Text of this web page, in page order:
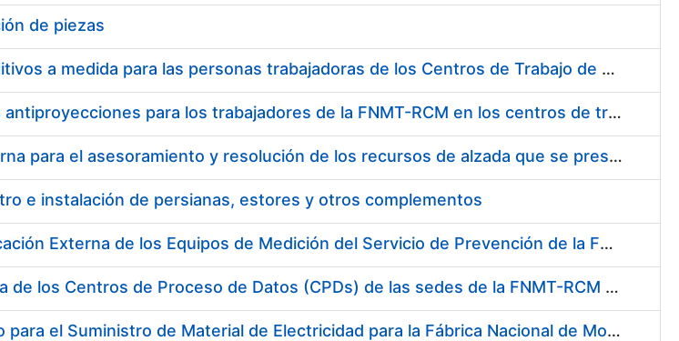
de piezas
Suministro de Protectores Auditivos a medida para las personas trabajadoras de los Centros de Trabajo de Madrid y Burgos
Suministro de gafas graduadas antiproyecciones para los trabajadores de la FNMT-RCM en los centros de trabajo de Madrid y Burgos
Servicios de una empresa externa para el asesoramiento y resolución de los recursos de alzada que se presentan relacionados con procesos de selección para la FNMT-RCM
e instalación de persianas, estores y otros complementos
Servicio de Calibración y Verificación Externa de los Equipos de Medición del Servicio de Prevención de la FNMT-RCM
Conexión mediante Fibra Óptica de los Centros de Proceso de Datos (CPDs) de las sedes de la FNMT-RCM de Burgos y Madrid
Contratación de acuerdo marco para el Suministro de Material de Electricidad para la Fábrica Nacional de Moneda y Timbre-Real Casa de la Moneda en su centro de trabajo de Burgos